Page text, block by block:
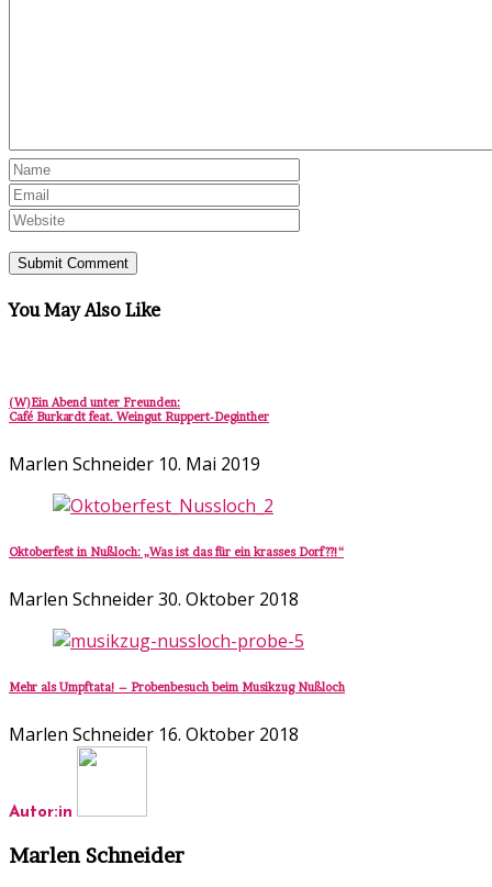
You May Also Like
(W)Ein Abend unter Freunden:
Café Burkardt feat. Weingut Ruppert-Deginther
Marlen Schneider 10. Mai 2019
Oktoberfest in Nußloch: „Was ist das für ein krasses Dorf??!“
Marlen Schneider30. Oktober 2018
Mehr als Umpftata! – Probenbesuch beim Musikzug Nußloch
Marlen Schneider 16. Oktober 2018
Autor:in
Marlen Schneider